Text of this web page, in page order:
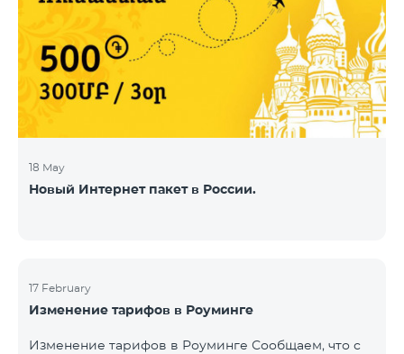
18 May
Новый Интернет пакет в России.
17 February
Изменение тарифов в Роуминге
Изменение тарифов в Роуминге Сообщаем, что с